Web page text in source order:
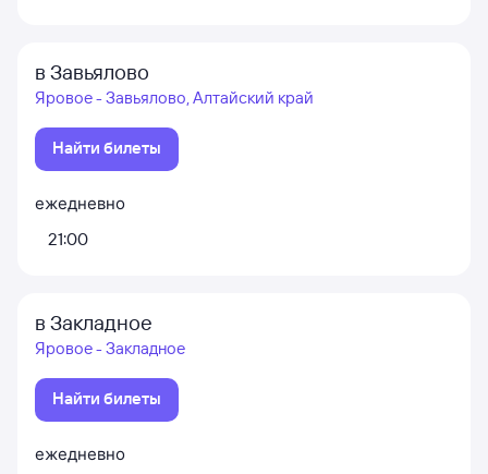
в Завьялово
Яровое - Завьялово, Алтайский край
Найти билеты
ежедневно
21:00
в Закладное
Яровое - Закладное
Найти билеты
ежедневно